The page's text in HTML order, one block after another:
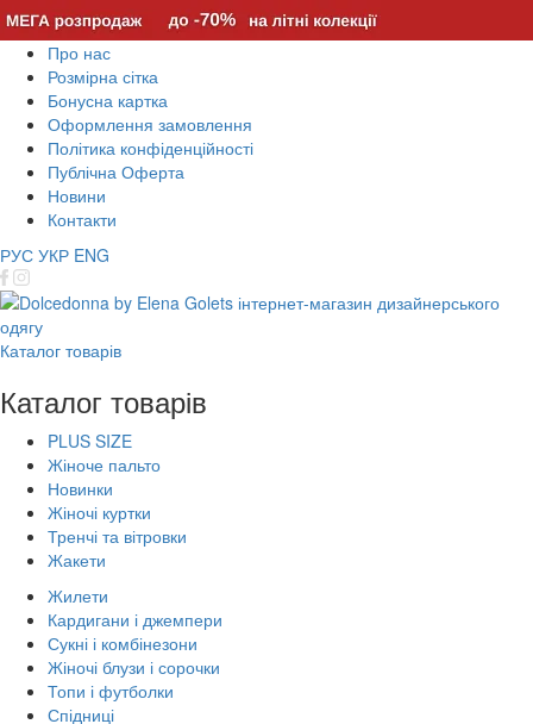
Про нас
Розмірна сітка
Бонусна картка
Оформлення замовлення
Політика конфіденційності
Публічна Оферта
Новини
Контакти
РУС УКР ENG
Каталог товарів
Каталог товарів
PLUS SIZE
Жіноче пальто
Новинки
Жіночі куртки
Тренчі та вітровки
Жакети
Жилети
Кардигани і джемпери
Сукні і комбінезони
Жіночі блузи і сорочки
Топи і футболки
Спідниці